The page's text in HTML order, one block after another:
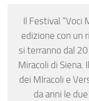
Il Festival “Voci
edizione con un
si terranno dal
Miracoli di Siena.
dei MIracoli e
da anni le